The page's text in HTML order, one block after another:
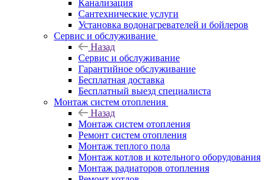
Канализация
Сантехнические услуги
Установка водонагревателей и бойлеров
Сервис и обслуживание
Назад
Сервис и обслуживание
Гарантийное обслуживание
Бесплатная доставка
Бесплатный выезд специалиста
Монтаж систем отопления
Назад
Монтаж систем отопления
Ремонт систем отопления
Монтаж теплого пола
Монтаж котлов и котельного оборудования
Монтаж радиаторов отопления